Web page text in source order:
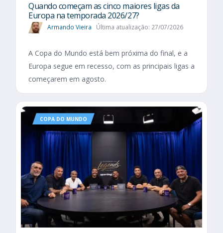
Quando começam as cinco maiores ligas da
Europa na temporada 2026/27?
Armando Vieira Última atualização: 27/07/2026
A Copa do Mundo está bem próxima do final, e a
Europa segue em recesso, com as principais ligas a
começarem em agosto.
COPA DO MUNDO